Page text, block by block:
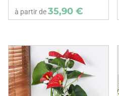
à partir de35,90 €